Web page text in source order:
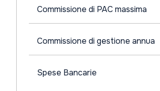
Commissione di PAC massima
Commissione di gestione annua
Spese Bancarie